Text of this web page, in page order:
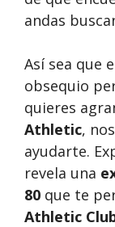
andas
Así sea que
obsequio
quieres
Athletic,
ayudarte.
revela una
80 que te
Athletic